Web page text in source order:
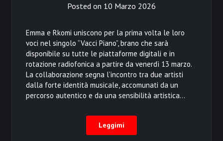
Posted on 10 Marzo 2026
Emma e Rkomi uniscono per la prima volta le loro
voci nel singolo “Vacci Piano”, brano che sarà
disponibile su tutte le piattaforme digitali e in
rotazione radiofonica a partire da venerdì 13 marzo.
La collaborazione segna l’incontro tra due artisti
dalla forte identità musicale, accomunati da un
percorso autentico e da una sensibilità artistica…
Leggimi